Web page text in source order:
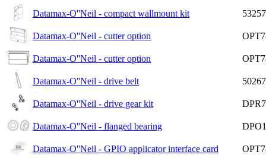
Datamax-O''Neil - compact wallmount kit
Datamax-O''Neil - cutter option
Datamax-O''Neil - cutter option
Datamax-O''Neil - drive belt
Datamax-O''Neil - drive gear kit
Datamax-O''Neil - flanged bearing
Datamax-O''Neil - GPIO applicator interface card